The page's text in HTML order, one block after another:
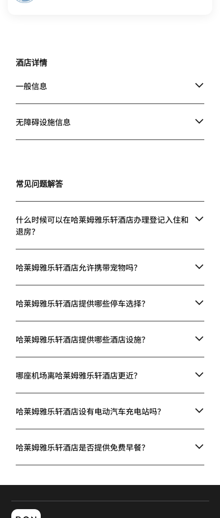
酒店详情
一般信息
无障碍设施信息
常见问题解答
什么时候可以在哈莱姆雅乐轩酒店办理登记入住和
退房？
哈莱姆雅乐轩酒店允许携带宠物吗？
哈莱姆雅乐轩酒店提供哪些停车选择？
哈莱姆雅乐轩酒店提供哪些酒店设施？
哪座机场离哈莱姆雅乐轩酒店更近？
哈莱姆雅乐轩酒店设有电动汽车充电站吗？
哈莱姆雅乐轩酒店是否提供免费早餐？